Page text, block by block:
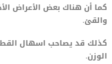
كما أن هناك بعض الأعراض
والقئ.
كذلك قد يصاحب اسهال
الوزن.